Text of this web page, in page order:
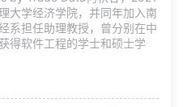
大学经济学院，并同年加入南
系担任助理教授，曾分别在中
得软件工程的学士和硕士学